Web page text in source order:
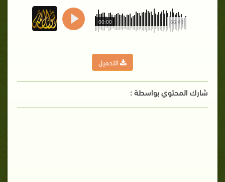
66:41
00:00
التحميل
شارك المحتوي بواسطة :